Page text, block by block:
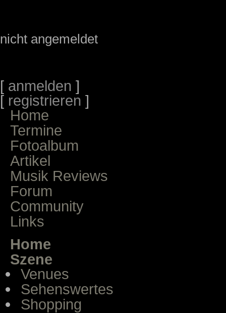
nicht angemeldet
[ anmelden ]
[ registrieren ]
Home
Termine
Fotoalbum
Artikel
Musik Reviews
Forum
Community
Links
Home
Szene
Venues
Sehenswertes
Shopping